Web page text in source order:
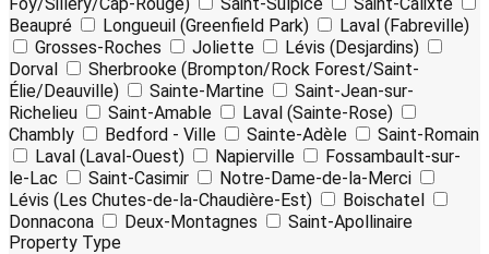
Beaupré
Longueuil (Greenfield Park)
Laval (Fabreville)
Grosses-Roches
Joliette
Lévis (Desjardins)
Dorval
Sherbrooke (Brompton/Rock Forest/Saint-
Élie/Deauville)
Sainte-Martine
Saint-Jean-sur-
Richelieu
Saint-Amable
Laval (Sainte-Rose)
Chambly
Bedford - Ville Sainte-Adèle
Saint-Romain
Laval (Laval-Ouest)
Napierville
Fossambault-sur-
le-Lac
Saint-Casimir
Notre-Dame-de-la-Merci
Lévis (Les Chutes-de-la-Chaudière-Est)
Boischatel
Donnacona
Deux-Montagnes
Saint-Apollinaire
Property Type